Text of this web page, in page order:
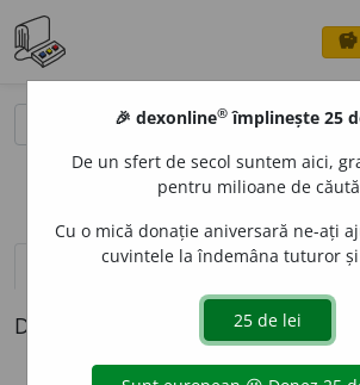
savings
definiții (1)
Definiția cu ID-ul 331043:
🎉 dexonline® împlinește 25
De un sfert de secol suntem aici,
pentru milioane de
Cu o mică donație aniversară ne-ați
cuvintele la îndemâna tuturor